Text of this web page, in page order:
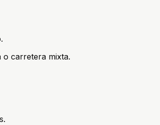
o carretera mixta.